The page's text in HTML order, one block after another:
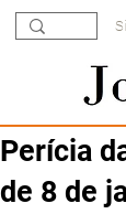
Perícia
de 8 de